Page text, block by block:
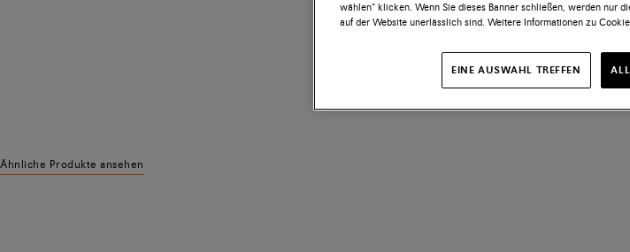
Ähnliche Produkte ansehen
wählen“ klicken. Wenn Sie dieses Banner schließen, werden nur
auf der Website unerlässlich sind. Weitere Informationen zu
EINE AUSWAHL TREFFEN